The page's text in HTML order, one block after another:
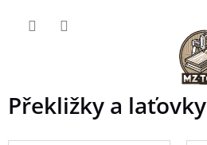
Překližky a laťovky